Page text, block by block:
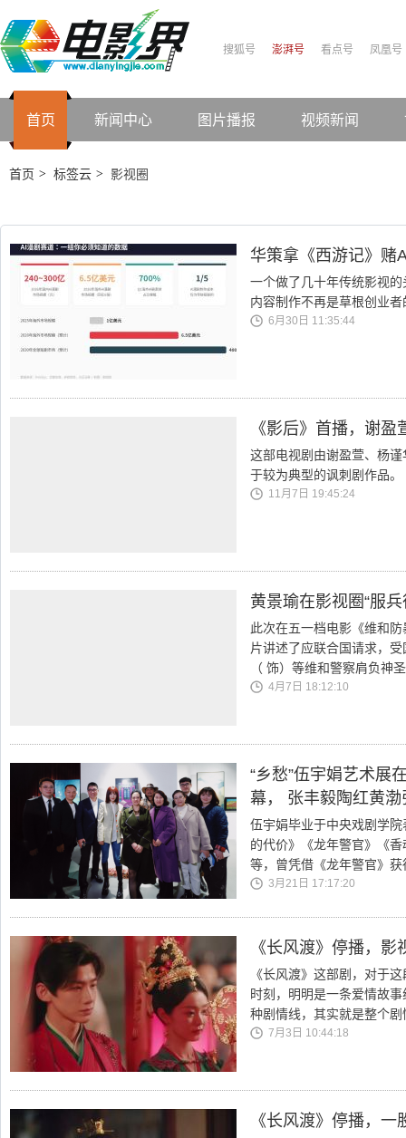
搜狐号 澎湃号 看点号 凤凰号
首页 新闻中心 图片播报 视频新闻
首页 > 标签云 > 影视圈
华策拿《西游记》赌
一个做了几十年传统影视
内容制作不再是草根创业
6月30日 11:35:44
《影后》首播，谢盈
这部电视剧由谢盈萱、杨
于较为典型的讽刺剧作品。
11月7日 19:45:24
黄景瑜在影视圈“服
此次在五一档电影《维和
片讲述了应联合国请求，
（ 饰）等维和警察肩负神
4月7日 18:12:10
“乡愁”伍宇娟艺术展
幕， 张丰毅陶红黄
伍宇娟毕业于中央戏剧学
的代价》《龙年警官》《
等，曾凭借《龙年警官》
3月21日 17:17:20
《长风渡》停播，影
《长风渡》这部剧，对于
时刻，明明是一条爱情故
种剧情线，其实就是整个
7月3日 10:44:18
《长风渡》停播，一